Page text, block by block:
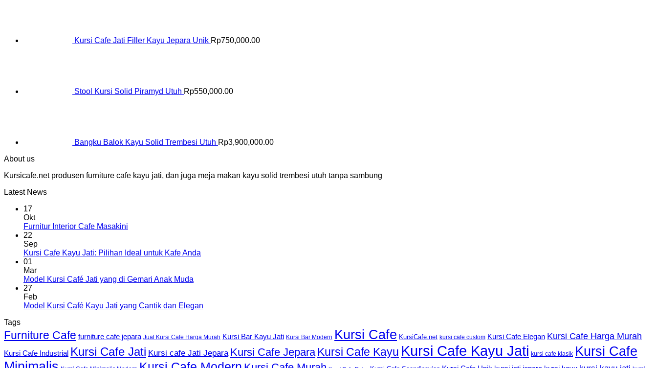
Kursi Cafe Jati Filler Kayu Jepara Unik Rp750,000.00
Stool Kursi Solid Piramyd Utuh Rp550,000.00
Bangku Balok Kayu Solid Trembesi Utuh Rp3,900,000.00
About us
Kursicafe.net produsen furniture cafe kayu jati, dan juga meja makan kayu solid trembesi utuh tanpa sambung
Latest News
17
Okt
Furnitur Interior Cafe Masakini
22
Sep
Kursi Cafe Kayu Jati: Pilihan Ideal untuk Kafe Anda
01
Mar
Model Kursi Café Jati yang di Gemari Anak Muda
27
Feb
Model Kursi Café Kayu Jati yang Cantik dan Elegan
Tags
Furniture Cafe furniture cafe jepara Jual Kursi Cafe Harga Murah Kursi Bar Kayu Jati Kursi Bar Modern Kursi Cafe KursiCafe.net kursi cafe custom Kursi Cafe Elegan Kursi Cafe Harga Murah
Kursi Cafe Industrial Kursi Cafe Jati Kursi cafe Jati Jepara Kursi Cafe Jepara Kursi Cafe Kayu Kursi Cafe Kayu Jati kursi cafe klasik Kursi Cafe